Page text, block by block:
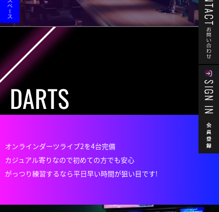
DARTS
オンラインダーツライブ2を4台完備
カジュアル寄りなので初めての方でも安心
がっつり練習するなら平日早い時間が狙い目です!